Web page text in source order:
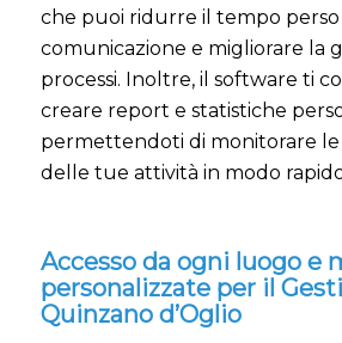
che puoi ridurre il tempo
comunicazione e migliorare la
processi. Inoltre, il software ti
creare report e statistiche
permettendoti di monitorare le
delle tue attività in modo
Accesso da ogni luogo e
personalizzate per il
Quinzano d’Oglio